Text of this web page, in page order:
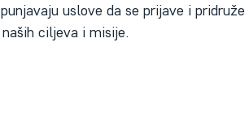
uslove da se prijave i
ciljeva i misije.